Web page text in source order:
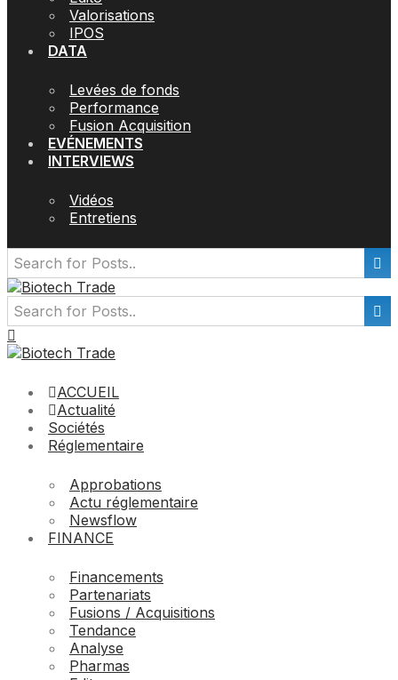
Valorisations
IPOS
DATA
Levées de fonds
Performance
Fusion Acquisition
EVÉNEMENTS
INTERVIEWS
Vidéos
Entretiens
ACCUEIL
Actualité
Sociétés
Réglementaire
Approbations
Actu réglementaire
Newsflow
FINANCE
Financements
Partenariats
Fusions / Acquisitions
Tendance
Analyse
Pharmas